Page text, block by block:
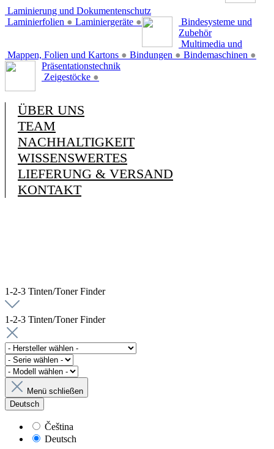
Laminierung und Dokumentenschutz
Laminierfolien ● Laminiergeräte ●
Bindesysteme und
Zubehör
Mappen, Folien und Kartons ● Bindungen ● Bindemaschinen ●
Multimedia und
Präsentationstechnik
Zeigestöcke ●
ÜBER UNS
TEAM
NACHHALTIGKEIT
WISSENSWERTES
LIEFERUNG & VERSAND
KONTAKT
1-2-3 Tinten/Toner Finder
1-2-3 Tinten/Toner Finder
Menü schließen
Deutsch
Čeština
Deutsch